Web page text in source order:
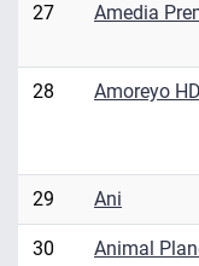
27 Amedia
28 Amoreyo HD
29 Ani
30 Animal